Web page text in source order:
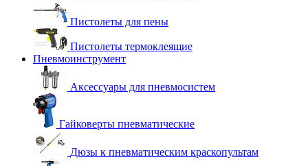
Пистолеты для пены
Пистолеты термоклеящие
Пневмоинструмент
Аксессуары для пневмосистем
Гайковерты пневматические
Дюзы к пневматическим краскопультам